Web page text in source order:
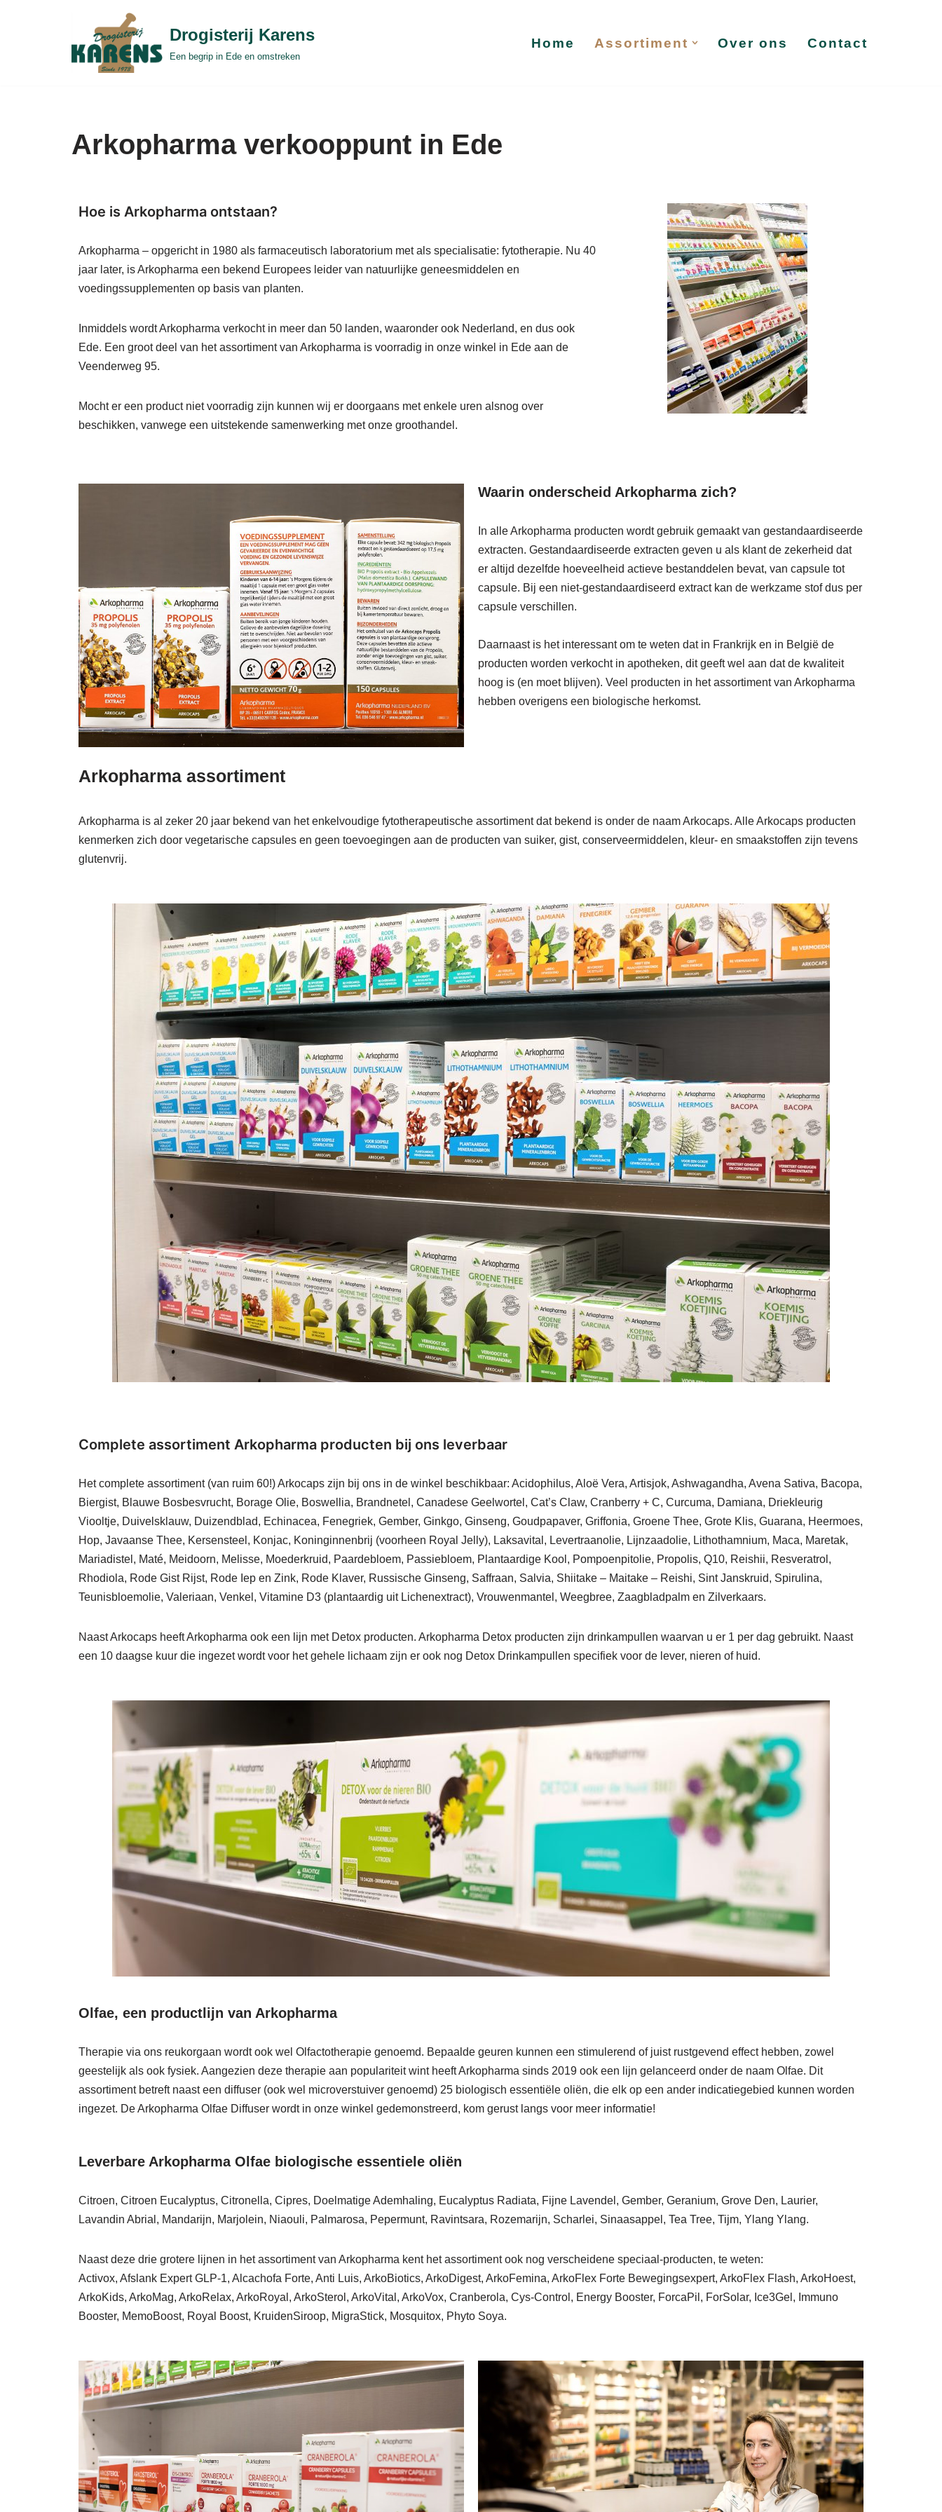
Drogisterij Karens
Een begrip in Ede en omstreken
Home Assortiment Over ons Contact
Arkopharma verkooppunt in Ede
Hoe is Arkopharma ontstaan?
Arkopharma – opgericht in 1980 als farmaceutisch laboratorium met als specialisatie: fytotherapie. Nu 40
jaar later, is Arkopharma een bekend Europees leider van natuurlijke geneesmiddelen en
voedingssupplementen op basis van planten.
Inmiddels wordt Arkopharma verkocht in meer dan 50 landen, waaronder ook Nederland, en dus ook
Ede. Een groot deel van het assortiment van Arkopharma is voorradig in onze winkel in Ede aan de
Veenderweg 95.
Mocht er een product niet voorradig zijn kunnen wij er doorgaans met enkele uren alsnog over
beschikken, vanwege een uitstekende samenwerking met onze groothandel.
Waarin onderscheid Arkopharma zich?
In alle Arkopharma producten wordt gebruik gemaakt van gestandaardiseerde
extracten. Gestandaardiseerde extracten geven u als klant de zekerheid dat
er altijd dezelfde hoeveelheid actieve bestanddelen bevat, van capsule tot
capsule. Bij een niet-gestandaardiseerd extract kan de werkzame stof dus per
capsule verschillen.
Daarnaast is het interessant om te weten dat in Frankrijk en in België de
producten worden verkocht in apotheken, dit geeft wel aan dat de kwaliteit
hoog is (en moet blijven). Veel producten in het assortiment van Arkopharma
hebben overigens een biologische herkomst.
Arkopharma assortiment
Arkopharma is al zeker 20 jaar bekend van het enkelvoudige fytotherapeutische assortiment dat bekend is onder de naam Arkocaps. Alle Arkocaps producten
kenmerken zich door vegetarische capsules en geen toevoegingen aan de producten van suiker, gist, conserveermiddelen, kleur- en smaakstoffen zijn tevens
glutenvrij.
Complete assortiment Arkopharma producten bij ons leverbaar
Het complete assortiment (van ruim 60!) Arkocaps zijn bij ons in de winkel beschikbaar: Acidophilus, Aloë Vera, Artisjok, Ashwagandha, Avena Sativa, Bacopa,
Biergist, Blauwe Bosbesvrucht, Borage Olie, Boswellia, Brandnetel, Canadese Geelwortel, Cat’s Claw, Cranberry + C, Curcuma, Damiana, Driekleurig
Viooltje, Duivelsklauw, Duizendblad, Echinacea, Fenegriek, Gember, Ginkgo, Ginseng, Goudpapaver, Griffonia, Groene Thee, Grote Klis, Guarana, Heermoes,
Hop, Javaanse Thee, Kersensteel, Konjac, Koninginnenbrij (voorheen Royal Jelly), Laksavital, Levertraanolie, Lijnzaadolie, Lithothamnium, Maca, Maretak,
Mariadistel, Maté, Meidoorn, Melisse, Moederkruid, Paardebloem, Passiebloem, Plantaardige Kool, Pompoenpitolie, Propolis, Q10, Reishii, Resveratrol,
Rhodiola, Rode Gist Rijst, Rode Iep en Zink, Rode Klaver, Russische Ginseng, Saffraan, Salvia, Shiitake – Maitake – Reishi, Sint Janskruid, Spirulina,
Teunisbloemolie, Valeriaan, Venkel, Vitamine D3 (plantaardig uit Lichenextract), Vrouwenmantel, Weegbree, Zaagbladpalm en Zilverkaars.
Naast Arkocaps heeft Arkopharma ook een lijn met Detox producten. Arkopharma Detox producten zijn drinkampullen waarvan u er 1 per dag gebruikt. Naast
een 10 daagse kuur die ingezet wordt voor het gehele lichaam zijn er ook nog Detox Drinkampullen specifiek voor de lever, nieren of huid.
Olfae, een productlijn van Arkopharma
Therapie via ons reukorgaan wordt ook wel Olfactotherapie genoemd. Bepaalde geuren kunnen een stimulerend of juist rustgevend effect hebben, zowel
geestelijk als ook fysiek. Aangezien deze therapie aan populariteit wint heeft Arkopharma sinds 2019 ook een lijn gelanceerd onder de naam Olfae. Dit
assortiment betreft naast een diffuser (ook wel microverstuiver genoemd) 25 biologisch essentiële oliën, die elk op een ander indicatiegebied kunnen worden
ingezet. De Arkopharma Olfae Diffuser wordt in onze winkel gedemonstreerd, kom gerust langs voor meer informatie!
Leverbare Arkopharma Olfae biologische essentiele oliën
Citroen, Citroen Eucalyptus, Citronella, Cipres, Doelmatige Ademhaling, Eucalyptus Radiata, Fijne Lavendel, Gember, Geranium, Grove Den, Laurier,
Lavandin Abrial, Mandarijn, Marjolein, Niaouli, Palmarosa, Pepermunt, Ravintsara, Rozemarijn, Scharlei, Sinaasappel, Tea Tree, Tijm, Ylang Ylang.
Naast deze drie grotere lijnen in het assortiment van Arkopharma kent het assortiment ook nog verscheidene speciaal-producten, te weten:
Activox, Afslank Expert GLP-1, Alcachofa Forte, Anti Luis, ArkoBiotics, ArkoDigest, ArkoFemina, ArkoFlex Forte Bewegingsexpert, ArkoFlex Flash, ArkoHoest,
ArkoKids, ArkoMag, ArkoRelax, ArkoRoyal, ArkoSterol, ArkoVital, ArkoVox, Cranberola, Cys-Control, Energy Booster, ForcaPil, ForSolar, Ice3Gel, Immuno
Booster, MemoBoost, Royal Boost, KruidenSiroop, MigraStick, Mosquitox, Phyto Soya.